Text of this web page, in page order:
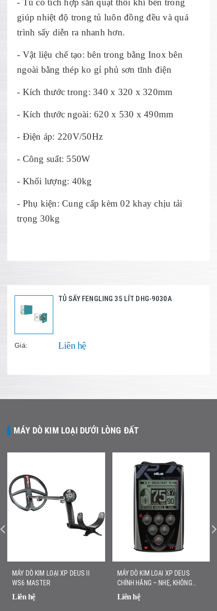
- Tủ có tích hợp sẵn quạt thổi khí bên trong
giúp nhiệt độ trong tủ luôn đồng đều và quá
trình sấy diễn ra nhanh hơn.
- Vật liệu chế tạo: bên trong bằng Inox bên
ngoài bằng thép ko gỉ phủ sơn tĩnh điện
- Kích thước trong: 340 x 320 x 320mm
- Kích thước ngoài: 620 x 530 x 490mm
- Điện áp: 220V/50Hz
- Công suất: 550W
- Khối lượng: 40kg
- Phụ kiện: Cung cấp kèm 02 khay chịu tải
trọng 30kg
TỦ SẤY FENGLING 35 LÍT DHG-9030A
Giá: Liên hệ
MÁY DÒ KIM LOẠI DƯỚI LÒNG ĐẤT
MÁY DÒ KIM LOẠI XP DEUS II
WS6 MASTER
Liên hệ
MÁY DÒ KIM LOẠI XP DEUS
CHÍNH HÃNG – NHẸ, KHÔNG
DÂY, DÒ NHANH CHÍNH XÁC
Liên hệ